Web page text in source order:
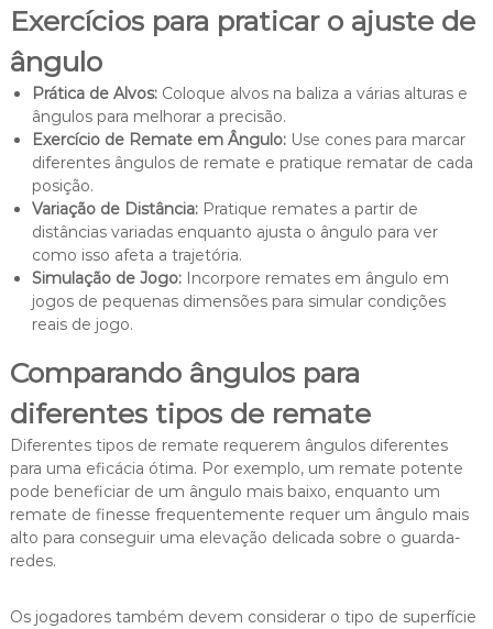
Exercícios para praticar o ajuste de
ângulo
Prática de Alvos:Coloque alvos na baliza a várias alturas e
ângulos para melhorar a precisão.
Exercício de Remate em Ângulo:Use cones para marcar
diferentes ângulos de remate e pratique rematar de cada
posição.
Variação de Distância:Pratique remates a partir de
distâncias variadas enquanto ajusta o ângulo para ver
como isso afeta a trajetória.
Simulação de Jogo:Incorpore remates em ângulo em
jogos de pequenas dimensões para simular condições
reais de jogo.
Comparando ângulos para
diferentes tipos de remate
Diferentes tipos de remate requerem ângulos diferentes
para uma eficácia ótima. Por exemplo, um remate potente
pode beneficiar de um ângulo mais baixo, enquanto um
remate de finesse frequentemente requer um ângulo mais
alto para conseguir uma elevação delicada sobre o guarda-
redes.
Os jogadores também devem considerar o tipo de superfície